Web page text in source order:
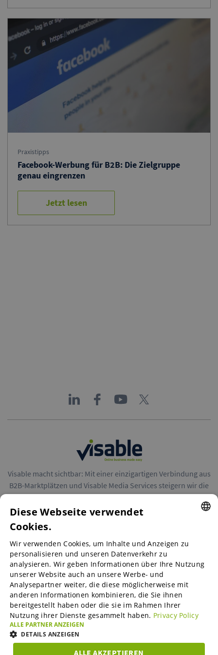
Praxistipps
Facebook-Werbung für B2B: Die Zielgruppe
genau eingrenzen
Jetzt lesen
Visable macht sichtbar: Mit einer einzigartigen Verbindung aus
B2B-Marktplätzen und Visable Media Services steigern wir die
Reichweite von Unternehmen in Europa.
B2B-Marktplätze
Visable Media Services
Mittelstands-Monitor
ENGLISH
GERMAN
SPANISH
FRENCH
ITALIAN
Diese Webseite verwendet
Cookies.
Wir verwenden Cookies, um Inhalte und Anzeigen zu
personalisieren und unseren Datenverkehr zu
analysieren. Wir geben Informationen über Ihre Nutzung
unserer Website auch an unsere Werbe- und
Analysepartner weiter, die diese möglicherweise mit
anderen Informationen kombinieren, die Sie ihnen
bereitgestellt haben oder die sie im Rahmen Ihrer
Nutzung ihrer Dienste gesammelt haben. Privacy Policy
ALLE PARTNER ANZEIGEN
DETAILS ANZEIGEN
ALLE AKZEPTIEREN